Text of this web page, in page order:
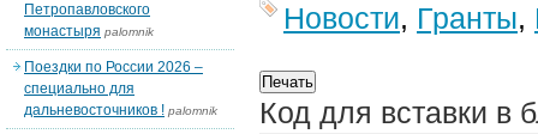
Новости, Гранты,
Код для вставки в
Петропавловского
монастыря palomnik
Поездки по России 2026 –
специально для
дальневосточников ! palomnik